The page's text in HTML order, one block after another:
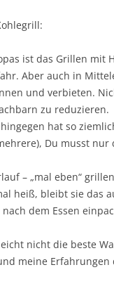
ist das Grillen mit
Aber auch in
und verbieten.
zu reduzieren.
hat so
Du musst nur
– „mal eben“
heiß, bleibt sie das
dem Essen
nicht die beste
meine Erfahrungen